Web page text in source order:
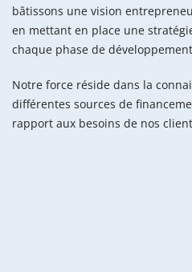
bâtissons une vision
en mettant en place une
chaque phase de
Notre force réside dans la
différentes sources de
rapport aux besoins de nos